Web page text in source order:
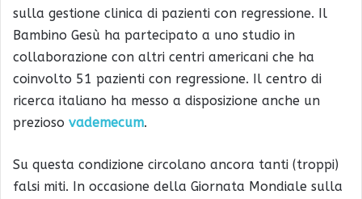
sulla gestione clinica di pazienti con regressione. Il
Bambino Gesù ha partecipato a uno studio in
collaborazione con altri centri americani che ha
coinvolto 51 pazienti con regressione. Il centro di
ricerca italiano ha messo a disposizione anche un
prezioso vademecum.
Su questa condizione circolano ancora tanti (troppi)
falsi miti. In occasione della Giornata Mondiale sulla